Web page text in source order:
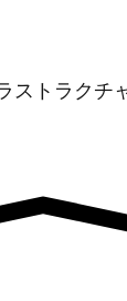
ストラクチ